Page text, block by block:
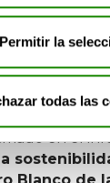
Permitir la
todas las
desde el
(MITECO) y
fin de que
que le
en el